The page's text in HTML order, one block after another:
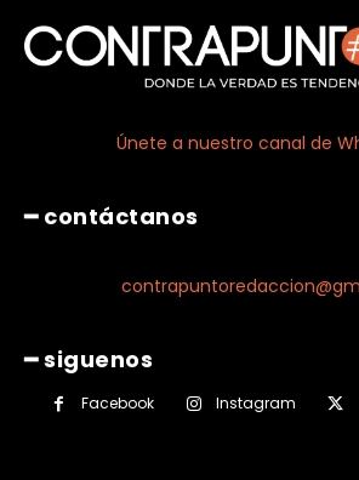
Únete a nuestro canal de
━ contáctanos
━ siguenos
Facebook Instagram